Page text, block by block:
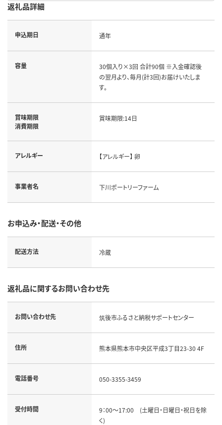
返礼品詳細
申込期日 通年
容量
30個入り×3回 合計90個 ※入金確認後
の翌月より、毎月(計3回)お届けいたしま
す。
賞味期限
消費期限
賞味期限:14日
アレルギー 【アレルギー】 卵
事業者名 下川ポートリーファーム
お申込み・配送・その他
配送方法 冷蔵
返礼品に関するお問い合わせ先
お問い合わせ先 筑後市ふるさと納税サポートセンター
住所 熊本県熊本市中央区平成3丁目23-30 4F
電話番号 050-3355-3459
受付時間
9：00～17:00 (土曜日・日曜日・祝日を除
く)